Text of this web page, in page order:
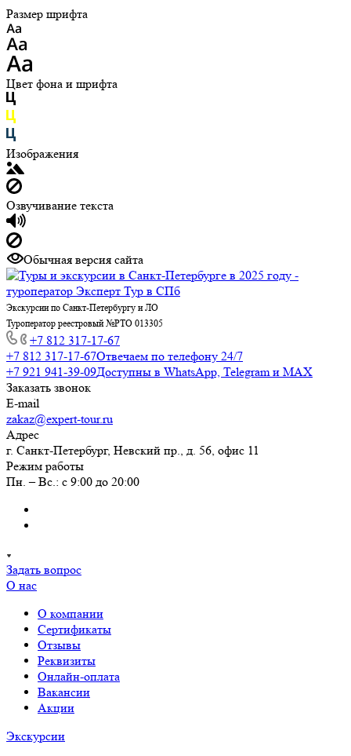
Размер шрифта
Цвет фона и шрифта
Изображения
Озвучивание текста
Обычная версия сайта
Экскурсии по Санкт-Петербургу и ЛО
Туроператор реестровый №РТО 013305
+7 812 317-17-67
+7 812 317-17-67Отвечаем по телефону 24/7
+7 921 941-39-09Доступны в WhatsApp, Telegram и MAX
Заказать звонок
E-mail
zakaz@expert-tour.ru
Адрес
г. Санкт-Петербург, Невский пр., д. 56, офис 11
Режим работы
Пн. – Вс.: с 9:00 до 20:00
Задать вопрос
О нас
О компании
Сертификаты
Отзывы
Реквизиты
Онлайн-оплата
Вакансии
Акции
Экскурсии